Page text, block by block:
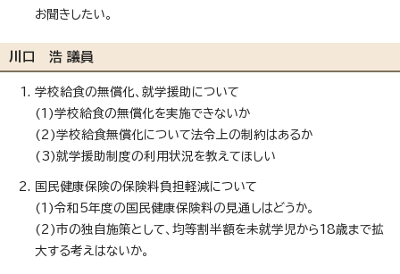
お聞きしたい。
川口 浩 議員
学校給食の無償化、就学援助について
(1)学校給食の無償化を実施できないか
(2)学校給食無償化について法令上の制約はあるか
(3)就学援助制度の利用状況を教えてほしい
国民健康保険の保険料負担軽減について
(1)令和5年度の国民健康保険料の見通しはどうか。
(2)市の独自施策として、均等割半額を未就学児から18歳まで拡
大する考えはないか。